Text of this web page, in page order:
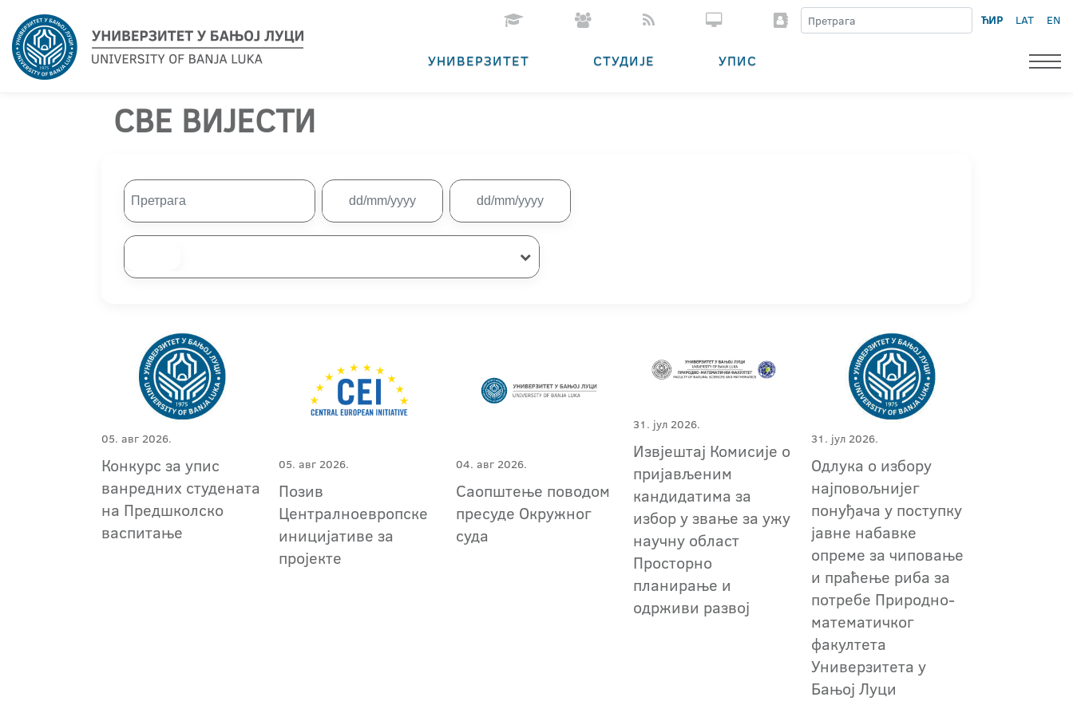
ЋИР LAT EN
УНИВЕРЗИТЕТ СТУДИЈЕ УПИС
СВЕ ВИЈЕСТИ
05. авг 2026.
Конкурс за упис
ванредних студената
на Предшколско
васпитање
05. авг 2026.
Позив
Централноевропске
иницијативе за
пројекте
04. авг 2026.
Саопштење поводом
пресуде Окружног
суда
31. јул 2026.
Извјештај Комисије о
пријављеним
кандидатима за
избор у звање за ужу
научну област
Просторно
планирање и
одрживи развој
31. јул 2026.
Одлука о избору
најповољнијег
понуђача у поступку
јавне набавке
опреме за чиповање
и праћење риба за
потребе Природно-
математичког
факултета
Универзитета у
Бањој Луци